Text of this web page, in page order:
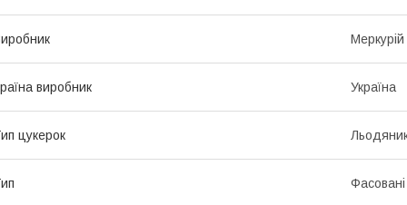
Меркурій
виробник Україна
цукерок
Фасовані